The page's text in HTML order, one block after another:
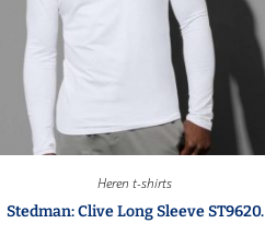
Heren t-shirts
Stedman: Clive Long Sleeve ST9620.